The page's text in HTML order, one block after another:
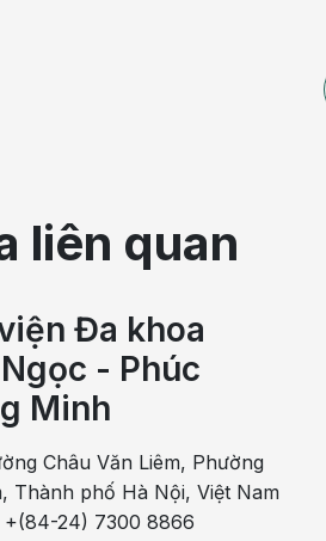
liên quan
Đa khoa
- Phúc
Minh
Châu Văn Liêm, Phường
Thành phố Hà Nội, Việt Nam
+(84-24) 7300 8866